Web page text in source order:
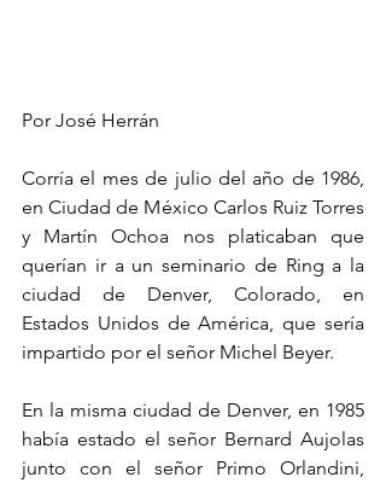
Por José Herrán
Corría el mes de julio del año de 1986,
en Ciudad de México Carlos Ruiz Torres
y Martín Ochoa nos platicaban que
querían ir a un seminario de Ring a la
ciudad de Denver, Colorado, en
Estados Unidos de América, que sería
impartido por el señor Michel Beyer.
En la misma ciudad de Denver, en 1985
había estado el señor Bernard Aujolas
junto con el señor Primo Orlandini,